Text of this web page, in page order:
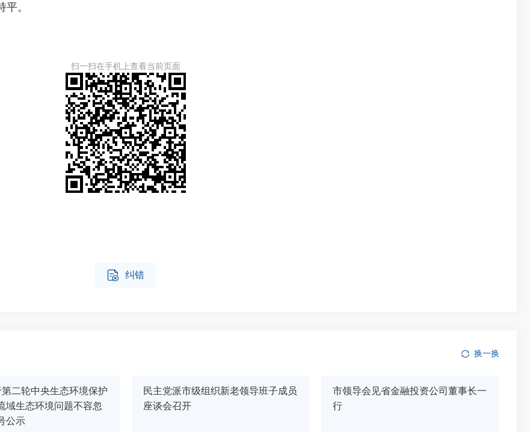
。
扫一扫在手机上查看当前页面
 纠错
换一换
二轮中央生态环境保护
域生态环境问题不容忽
公示
民主党派市级组织新老领导班子成员
座谈会召开
市领导会见省金融投资公司董事长一
行